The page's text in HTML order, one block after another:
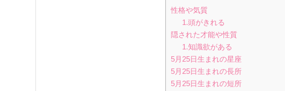
性格や気質
1.頭がきれる
隠された才能や性質
1.知識欲がある
5月25日生まれの星座
5月25日生まれの長所
5月25日生まれの短所